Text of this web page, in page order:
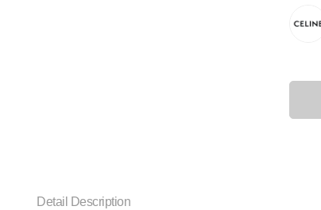
Detail Description